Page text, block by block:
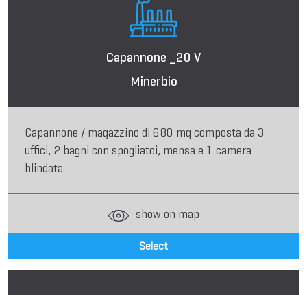
Capannone _20 V
Minerbio
Capannone / magazzino di 680 mq composta da 3
uffici, 2 bagni con spogliatoi, mensa e 1 camera
blindata
show on map
Select